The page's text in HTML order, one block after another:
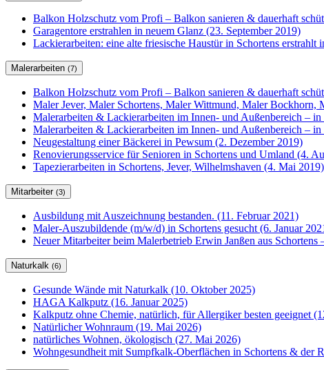
Balkon Holzschutz vom Profi – Balkon sanieren & dauerhaft
Garagentore erstrahlen in neuem Glanz (23. September 2019)
Lackierarbeiten: eine alte friesische Haustür in Schortens
Malerarbeiten (7)
Balkon Holzschutz vom Profi – Balkon sanieren & dauerhaft
Maler Jever, Maler Schortens, Maler Wittmund, Maler Bockhorn,
Malerarbeiten & Lackierarbeiten im Innen- und Außenbereich –
Malerarbeiten & Lackierarbeiten im Innen- und Außenbereich –
Neugestaltung einer Bäckerei in Pewsum (2. Dezember 2019)
Renovierungsservice für Senioren in Schortens und Umland (4.
Tapezierarbeiten in Schortens, Jever, Wilhelmshaven (4. Mai 2019)
Mitarbeiter (3)
Ausbildung mit Auszeichnung bestanden. (11. Februar 2021)
Maler-Auszubildende (m/w/d) in Schortens gesucht (6. Januar
Neuer Mitarbeiter beim Malerbetrieb Erwin Janßen aus
Naturkalk (6)
Gesunde Wände mit Naturkalk (10. Oktober 2025)
HAGA Kalkputz (16. Januar 2025)
Kalkputz ohne Chemie, natürlich, für Allergiker besten geeignet
Natürlicher Wohnraum (19. Mai 2026)
natürliches Wohnen, ökologisch (27. Mai 2026)
Wohngesundheit mit Sumpfkalk-Oberflächen in Schortens & der